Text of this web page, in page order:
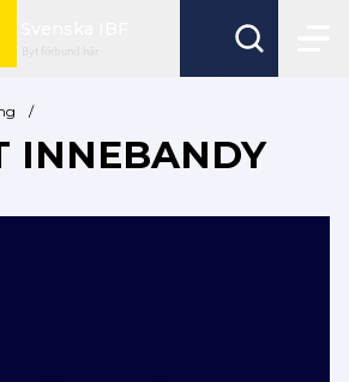
Byt förbund här
/
INNEBANDY